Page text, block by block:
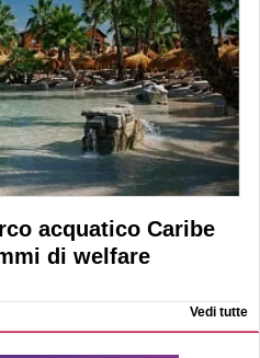
acquatico Caribe
di welfare
Vedi tutte